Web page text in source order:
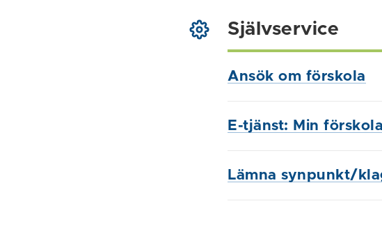
Självservice
Ansök om förskola
E-tjänst: Min
Lämna synpunkt/